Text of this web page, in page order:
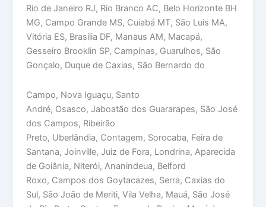
Rio de Janeiro RJ, Rio Branco AC, Belo Horizonte BH
MG, Campo Grande MS, Cuiabá MT, São Luis MA,
Vitória ES, Brasília DF, Manaus AM, Macapá,
Gesseiro Brooklin SP, Campinas, Guarulhos, São
Gonçalo, Duque de Caxias, São Bernardo do
Campo, Nova Iguaçu, Santo
André, Osasco, Jaboatão dos Guararapes, São José
dos Campos, Ribeirão
Preto, Uberlândia, Contagem, Sorocaba, Feira de
Santana, Joinville, Juiz de Fora, Londrina, Aparecida
de Goiânia, Niterói, Ananindeua, Belford
Roxo, Campos dos Goytacazes, Serra, Caxias do
Sul, São João de Meriti, Vila Velha, Mauá, São José